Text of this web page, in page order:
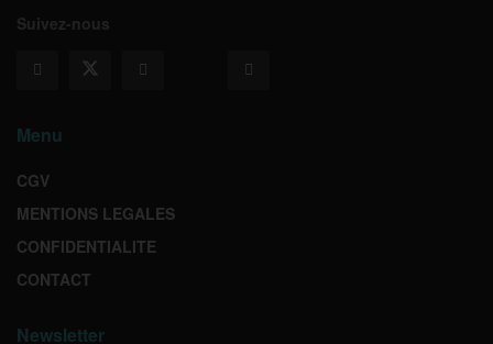
Suivez-nous
Menu
CGV
MENTIONS LEGALES
CONFIDENTIALITE
CONTACT
Newsletter